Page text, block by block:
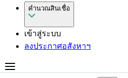
คำนวณสินเชื่อ
เข้าสู่ระบบ
ลงประกาศอสังหาฯ